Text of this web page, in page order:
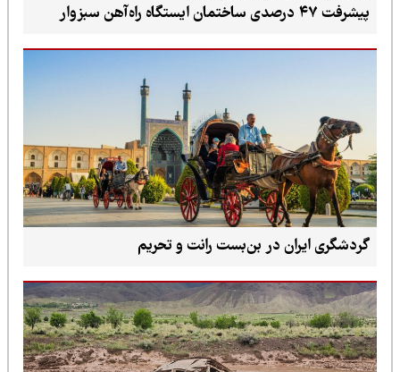
پیشرفت ۴۷ درصدی ساختمان ایستگاه راه‌آهن سبزوار
گردشگری ایران در بن‌بست رانت و تحریم